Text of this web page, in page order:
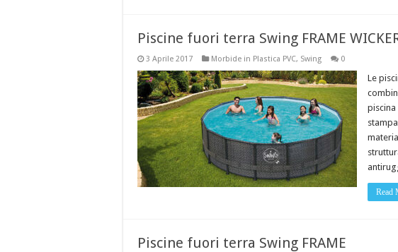
Piscine fuori terra Swing FRAME
3 Aprile 2017 Morbide in Plastica PVC, Swing 0
Le
piscina
Read
Piscine fuori terra Swing FRAME